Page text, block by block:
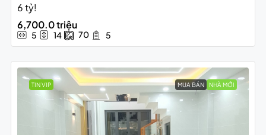
6 tỷ!
6,700.0 triệu
5 14 70 5
TIN VIP MUA BÁN NHÀ MỚI